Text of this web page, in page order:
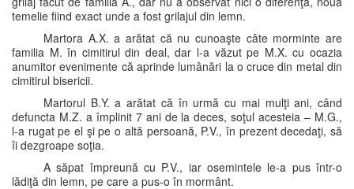
temelie fiind exact unde a fost grilajul din lemn.
Martora A.X. a arătat că nu cunoaşte câte morminte are
familia M. în cimitirul din deal, dar l-a văzut pe M.X. cu ocazia
anumitor evenimente că aprinde lumânări la o cruce din metal din
cimitirul bisericii.
Martorul B.Y. a arătat că în urmă cu mai mulţi ani, când
defuncta M.Z. a împlinit 7 ani de la deces, soţul acesteia – M.G.,
l-a rugat pe el şi pe o altă persoană, P.V., în prezent decedaţi, să
îi dezgroape soţia.
A săpat împreună cu P.V., iar osemintele le-a pus într-o
lădiţă din lemn, pe care a pus-o în mormânt.